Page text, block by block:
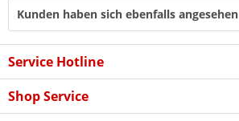
Kunden haben sich ebenfalls angesehen
Service Hotline
Shop Service